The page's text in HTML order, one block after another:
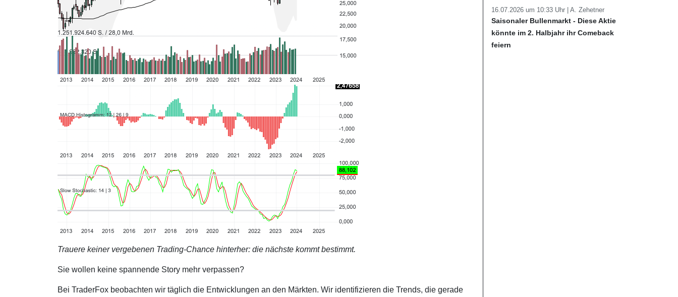
Trauere keiner vergebenen Trading-Chance hinterher: die nächste kommt bestimmt.
Sie wollen keine spannende Story mehr verpassen?
Bei TraderFox beobachten wir täglich die Entwicklungen an den Märkten. Wir identifizieren die Trends, die gerade
16.07.2026 um 10:33 Uhr | A. Zehetner
Saisonaler Bullenmarkt - Diese Aktie
könnte im 2. Halbjahr ihr Comeback
feiern